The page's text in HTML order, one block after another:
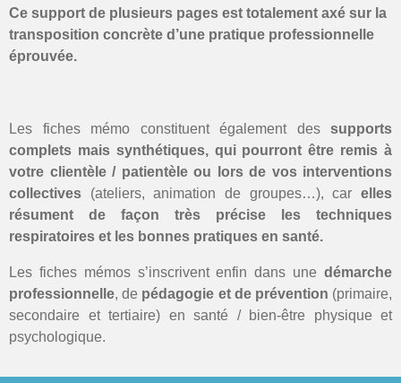
Ce support de plusieurs pages est totalement axé sur la
transposition concrète d’une pratique professionnelle
éprouvée.
Les fiches mémo constituent également des supports
complets mais synthétiques, qui pourront être remis à
votre clientèle / patientèle ou lors de vos interventions
collectives (ateliers, animation de groupes…), car elles
résument de façon très précise les techniques
respiratoires et les bonnes pratiques en santé.
Les fiches mémos s’inscrivent enfin dans une démarche
professionnelle, de pédagogie et de prévention (primaire,
secondaire et tertiaire) en santé / bien-être physique et
psychologique.